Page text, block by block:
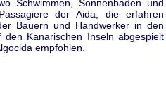
Schwimmen, Sonnenbaden und
der Aida, die erfahren
Bauern und Handwerker in den
Kanarischen Inseln abgespielt
empfohlen.